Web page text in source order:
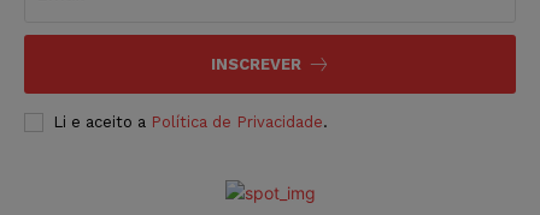
INSCREVER
Li e aceito a Política de Privacidade.